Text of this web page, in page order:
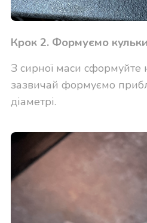
Крок 2. Формуємо кульки
З сирної маси сформуйте
зазвичай формуємо
діаметрі.